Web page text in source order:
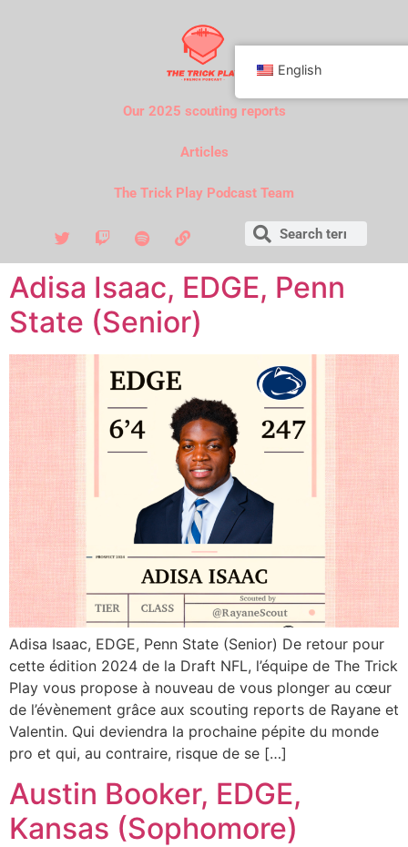
Our 2025 scouting reports
Articles
The Trick Play Podcast Team
Adisa Isaac, EDGE, Penn
State (Senior)
Adisa Isaac, EDGE, Penn State (Senior) De retour pour
cette édition 2024 de la Draft NFL, l’équipe de The Trick
Play vous propose à nouveau de vous plonger au cœur
de l’évènement grâce aux scouting reports de Rayane et
Valentin. Qui deviendra la prochaine pépite du monde
pro et qui, au contraire, risque de se […]
Austin Booker, EDGE,
Kansas (Sophomore)
English